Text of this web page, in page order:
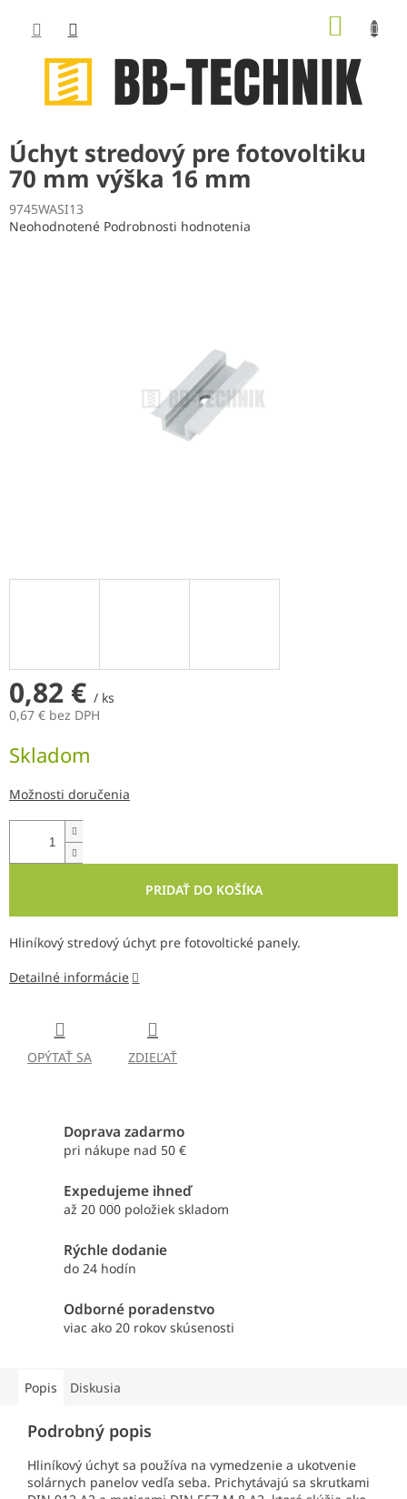
obsah
Úchyt stredový pre fotovoltiku
70 mm výška 16 mm
9745WASI13
Priemerné
Neohodnotené Podrobnosti hodnotenia
0,82 € / ks
0,67 € bez DPH
cena:
Skladom
Možnosti doručenia
PRIDAŤ DO KOŠÍKA
Hliníkový stredový úchyt pre fotovoltické panely.
Detailné informácie
OPÝTAŤ SA ZDIEĽAŤ
Doprava zadarmo
pri nákupe nad 50 €
Expedujeme ihneď
až 20 000 položiek skladom
Rýchle dodanie
do 24 hodín
Odborné poradenstvo
viac ako 20 rokov skúsenosti
Popis Diskusia
Podrobný popis
Hliníkový úchyt sa používa na vymedzenie a ukotvenie
solárnych panelov vedľa seba. Prichytávajú sa skrutkami